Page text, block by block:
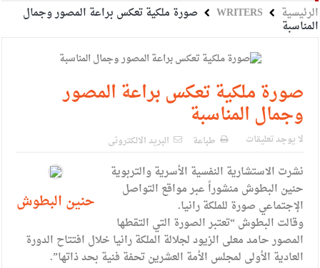
الجيش يفتح باب التجنيد لحملة البكالوريوس في الحقوق والقانون
الإسلامية والمسيحية
الأمن يتلف 16 مليون حبة كبتاجون و1480 كغم مواد مخدرة
القاضي يلتقي رؤساء تحرير الصحف اليومية ويؤكد حرص مجلس
النواب على شراكة فاعلة مع الإعلام
دعوة المكلفين بخدمة العلم (الدفعة الثالثة) إلى مراجعة منصة خدمة
العلم
الملك يلتقي مجموعة من رفاق السلاح
الرئيسية WRITERS صورة ملكية تعكس براعة المصور وجمال
المناسبة
صورة ملكية تعكس براعة المصور
وجمال المناسبة
لا يوجد تعليقات طباعة البريد الالكترونى
حنين البطوش
نشرت الاستشارية النفسية الأسرية والتربوية
حنين البطوش منشوراً عبر مواقع التواصل
الإجتماعي صورة للملكة رانيا.
وقالت البطوش “تعتبر الصورة التي التقطها
المصور حامد معلى الزيود لجلالة الملكة رانيا خلال افتتاح الدورة
العادية الأولى لمجلس الأمة العشرين تحفة فنية بحد ذاتها”.